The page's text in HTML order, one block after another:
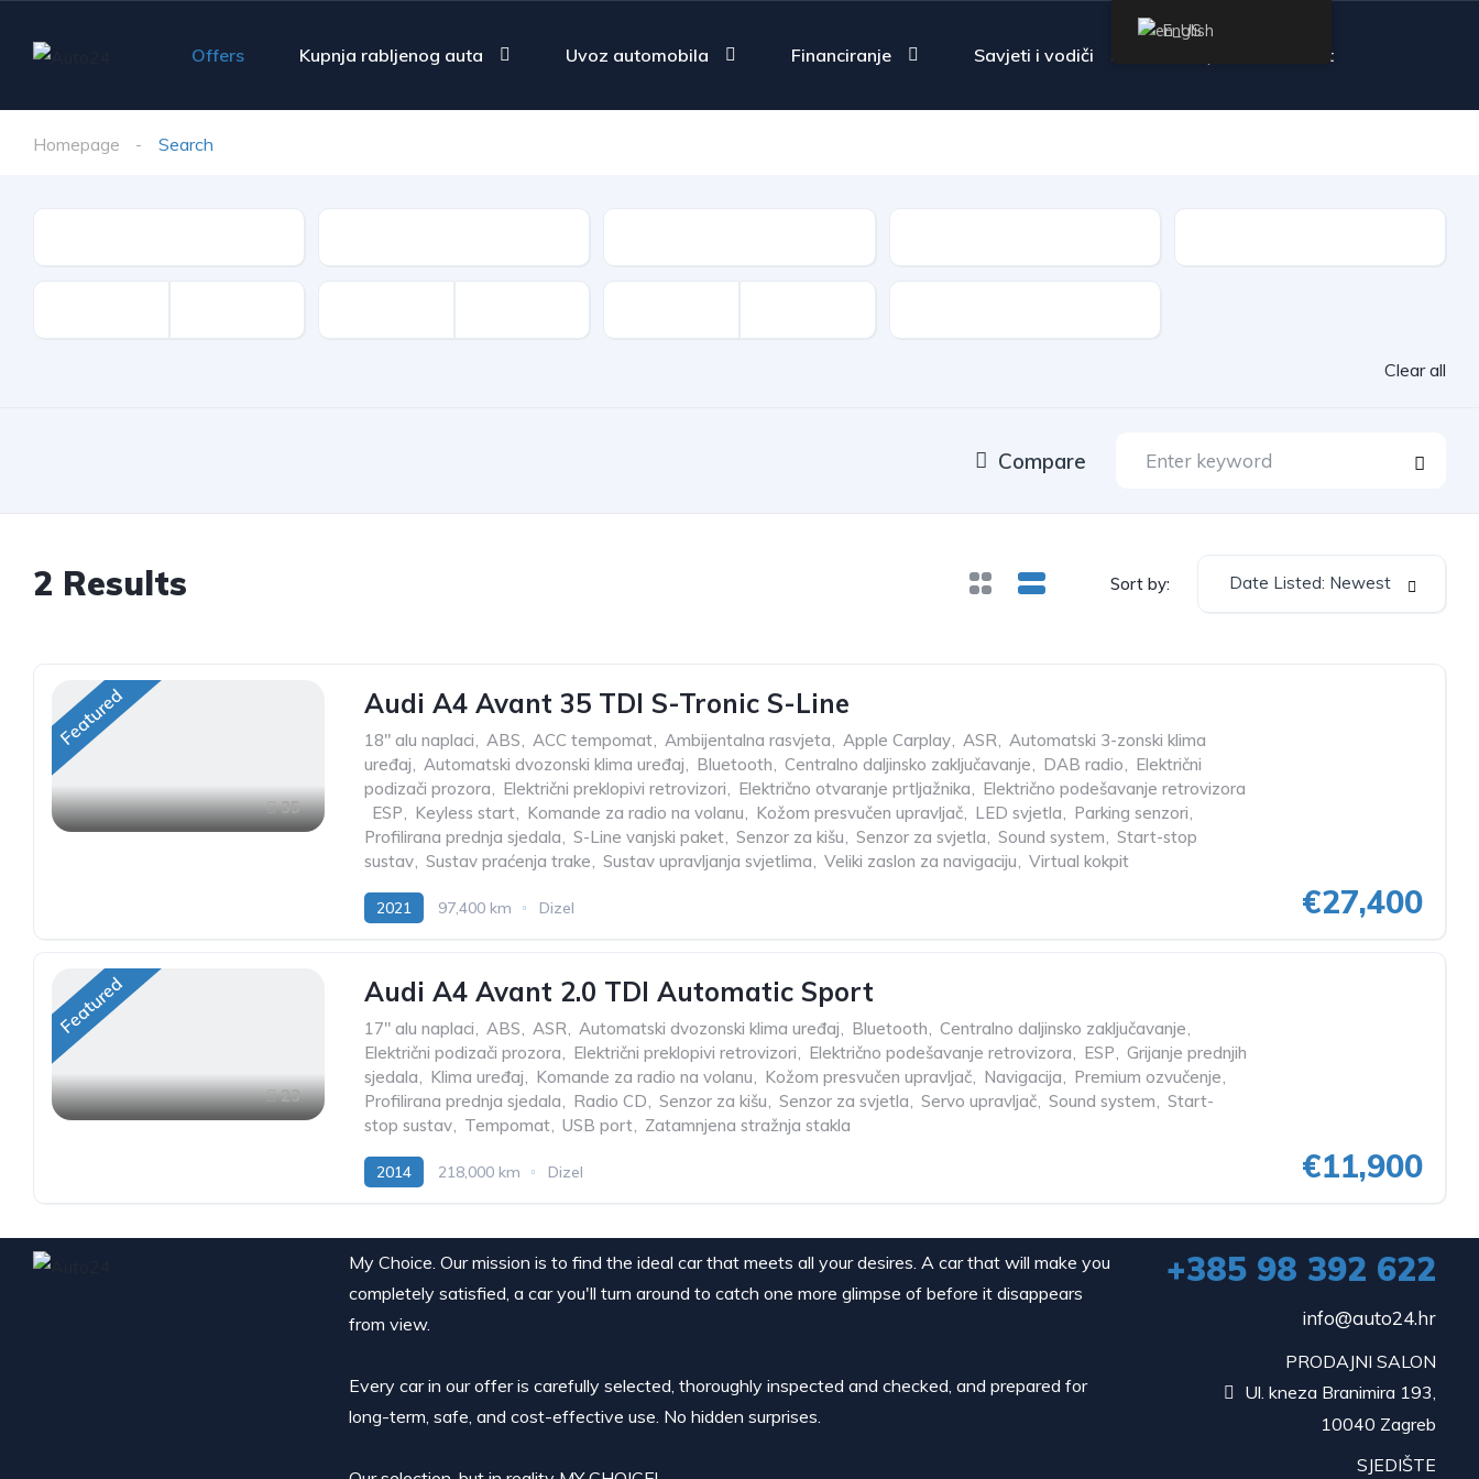
Offers Kupnja rabljenog auta Uvoz automobila Financiranje Savjeti i vodiči Contact
Homepage Search
Clear all
Compare
2 Results Sort by: Date Listed: Newest
Featured
35
Audi A4 Avant 35 TDI S-Tronic S-Line
18" alu naplaci, ABS, ACC tempomat, Ambijentalna rasvjeta, Apple Carplay, ASR, Automatski 3-zonski klima
uređaj, Automatski dvozonski klima uređaj, Bluetooth, Centralno daljinsko zaključavanje, DAB radio, Električni
podizači prozora, Električni preklopivi retrovizori, Električno otvaranje prtljažnika, Električno podešavanje retrovizora
ESP, Keyless start, Komande za radio na volanu, Kožom presvučen upravljač, LED svjetla, Parking senzori,
Profilirana prednja sjedala, S-Line vanjski paket, Senzor za kišu, Senzor za svjetla, Sound system, Start-stop
sustav, Sustav praćenja trake, Sustav upravljanja svjetlima, Veliki zaslon za navigaciju, Virtual kokpit
2021 97,400 km Dizel €27,400
Featured
23
Audi A4 Avant 2.0 TDI Automatic Sport
17" alu naplaci, ABS, ASR, Automatski dvozonski klima uređaj, Bluetooth, Centralno daljinsko zaključavanje,
Električni podizači prozora, Električni preklopivi retrovizori, Električno podešavanje retrovizora, ESP, Grijanje prednjih
sjedala, Klima uređaj, Komande za radio na volanu, Kožom presvučen upravljač, Navigacija, Premium ozvučenje,
Profilirana prednja sjedala, Radio CD, Senzor za kišu, Senzor za svjetla, Servo upravljač, Sound system, Start-
stop sustav, Tempomat, USB port, Zatamnjena stražnja stakla
2014 218,000 km Dizel €11,900
My Choice. Our mission is to find the ideal car that meets all your desires. A car that will make you
completely satisfied, a car you'll turn around to catch one more glimpse of before it disappears
from view.
Every car in our offer is carefully selected, thoroughly inspected and checked, and prepared for
long-term, safe, and cost-effective use. No hidden surprises.
+385 98 392 622
info@auto24.hr
PRODAJNI SALON
Ul. kneza Branimira 193,
10040 Zagreb
SJEDIŠTE
English